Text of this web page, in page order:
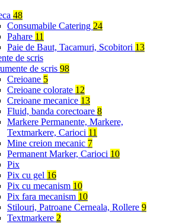
48
Consumabile Catering 24
Pahare 11
Paie de Baut, Tacamuri, Scobitori 13
de scris 98
Creioane 5
Creioane colorate 12
Creioane mecanice 13
Fluid, banda corectoare 8
Markere Permanente, Markere,
Textmarkere, Carioci 11
Mine creion mecanic 7
Permanent Marker, Carioci 10
Pix
Pix cu gel 16
Pix cu mecanism 10
Pix fara mecanism 10
Stilouri, Patroane Cerneala, Rollere 9
Textmarkere 2